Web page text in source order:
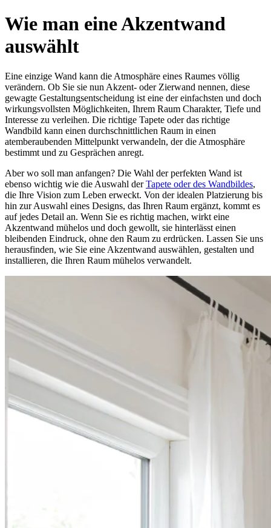
Wie man eine Akzentwand
auswählt
Eine einzige Wand kann die Atmosphäre eines Raumes völlig
verändern. Ob Sie sie nun Akzent- oder Zierwand nennen, diese
gewagte Gestaltungsentscheidung ist eine der einfachsten und doch
wirkungsvollsten Möglichkeiten, Ihrem Raum Charakter, Tiefe und
Interesse zu verleihen. Die richtige Tapete oder das richtige
Wandbild kann einen durchschnittlichen Raum in einen
atemberaubenden Mittelpunkt verwandeln, der die Atmosphäre
bestimmt und zu Gesprächen anregt.
Aber wo soll man anfangen? Die Wahl der perfekten Wand ist
ebenso wichtig wie die Auswahl derTapete oder des Wandbildes,
die Ihre Vision zum Leben erweckt. Von der idealen Platzierung bis
hin zur Auswahl eines Designs, das Ihren Raum ergänzt, kommt es
auf jedes Detail an. Wenn Sie es richtig machen, wirkt eine
Akzentwand mühelos und doch gewollt, sie hinterlässt einen
bleibenden Eindruck, ohne den Raum zu erdrücken. Lassen Sie uns
herausfinden, wie Sie eine Akzentwand auswählen, gestalten und
installieren, die Ihren Raum mühelos verwandelt.